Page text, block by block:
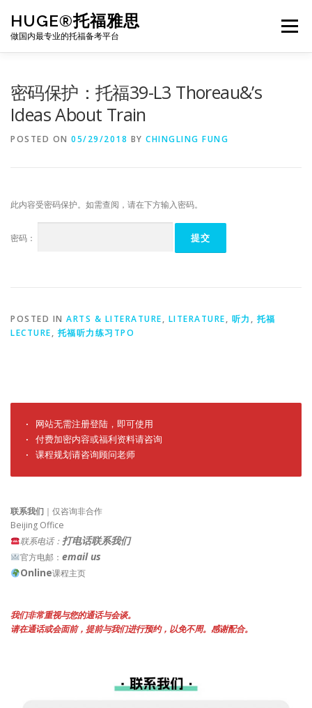
content
HUGE®托福雅思
做国内最专业的托福备考平台
Menu
密码保护：托福39-L3 Thoreau&’s
Ideas About Train
POSTED ON 05/29/2018 BY CHINGLING FUNG
此内容受密码保护。如需查阅，请在下方输入密码。
密码：
POSTED IN ARTS & LITERATURE, LITERATURE, 听力 , 托福
LECTURE, 托福听力练习TPO
· 网站无需注册登陆，即可使用
· 付费加密内容或福利资料请咨询
· 课程规划请咨询顾问老师
联系我们 ｜仅咨询非合作
Beijing Office
联系电话： 打电话联系我们
官方电邮： email us
Online课程主页
我们非常重视与您的通话与会谈。
请在通话或会面前，提前与我们进行预约，以免不周。感谢配合。